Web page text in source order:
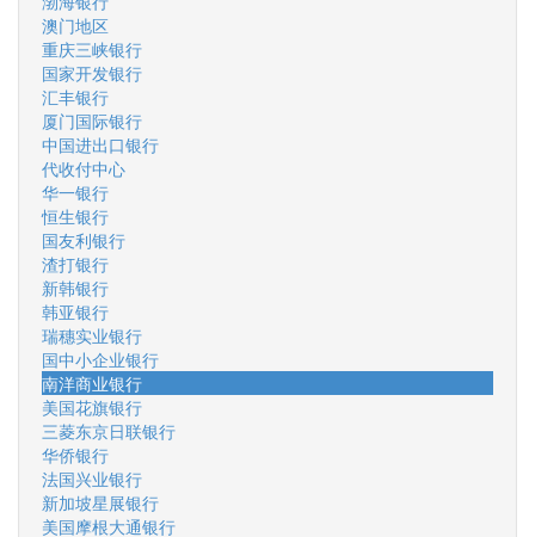
澳门地区
重庆三峡银行
国家开发银行
汇丰银行
厦门国际银行
中国进出口银行
代收付中心
华一银行
恒生银行
国友利银行
渣打银行
新韩银行
韩亚银行
瑞穗实业银行
国中小企业银行
南洋商业银行
美国花旗银行
三菱东京日联银行
华侨银行
法国兴业银行
新加坡星展银行
美国摩根大通银行